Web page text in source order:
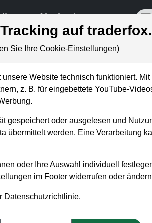
Akademie
100 USD beträgt und
auf
Sie Ihre Cookie-Einstellungen)
Website technisch funktioniert.
z. B. für eingebettete YouTube-
gespeichert oder ausgelesen und
übermittelt werden. Eine Verarbeitung
oder Ihre Auswahl individuell
im Footer widerrufen oder
Datenschutzrichtlinie.